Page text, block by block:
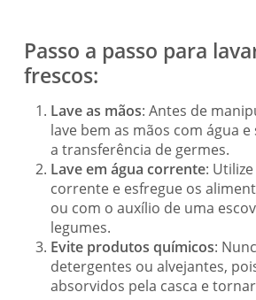
Passo a passo para
frescos:
Lave as mãos: Antes de
lave bem as mãos com água
a transferência de germes.
Lave em água corrente:
corrente e esfregue os
ou com o auxílio de uma
legumes.
Evite produtos químicos:
detergentes ou alvejantes,
absorvidos pela casca e